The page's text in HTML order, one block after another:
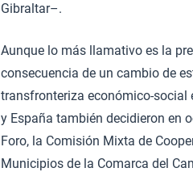
Gibraltar–.
Aunque lo más llamativo es la
consecuencia de un cambio de
transfronteriza económico-social
y España también decidieron en
Foro, la Comisión Mixta de
Municipios de la Comarca del